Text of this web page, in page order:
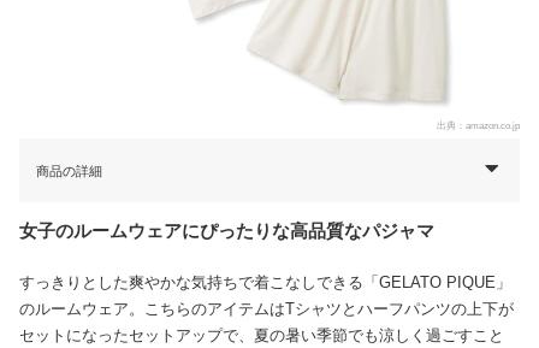
出典： amazon.co.jp
商品の詳細
女子のルームウェアにぴったりな高品質なパジャマ
すっきりとした爽やかな気持ちで着こなしできる「GELATO PIQUE」
のルームウェア。こちらのアイテムはTシャツとハーフパンツの上下が
セットになったセットアップで、夏の暑い季節でも涼しく過ごすこと